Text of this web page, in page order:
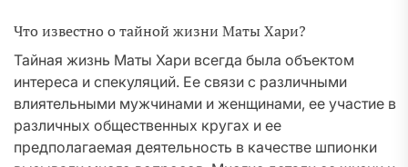
Что известно о тайной жизни Маты Хари?
Тайная жизнь Маты Хари всегда была объектом
интереса и спекуляций. Ее связи с различными
влиятельными мужчинами и женщинами, ее участие в
различных общественных кругах и ее
предполагаемая деятельность в качестве шпионки